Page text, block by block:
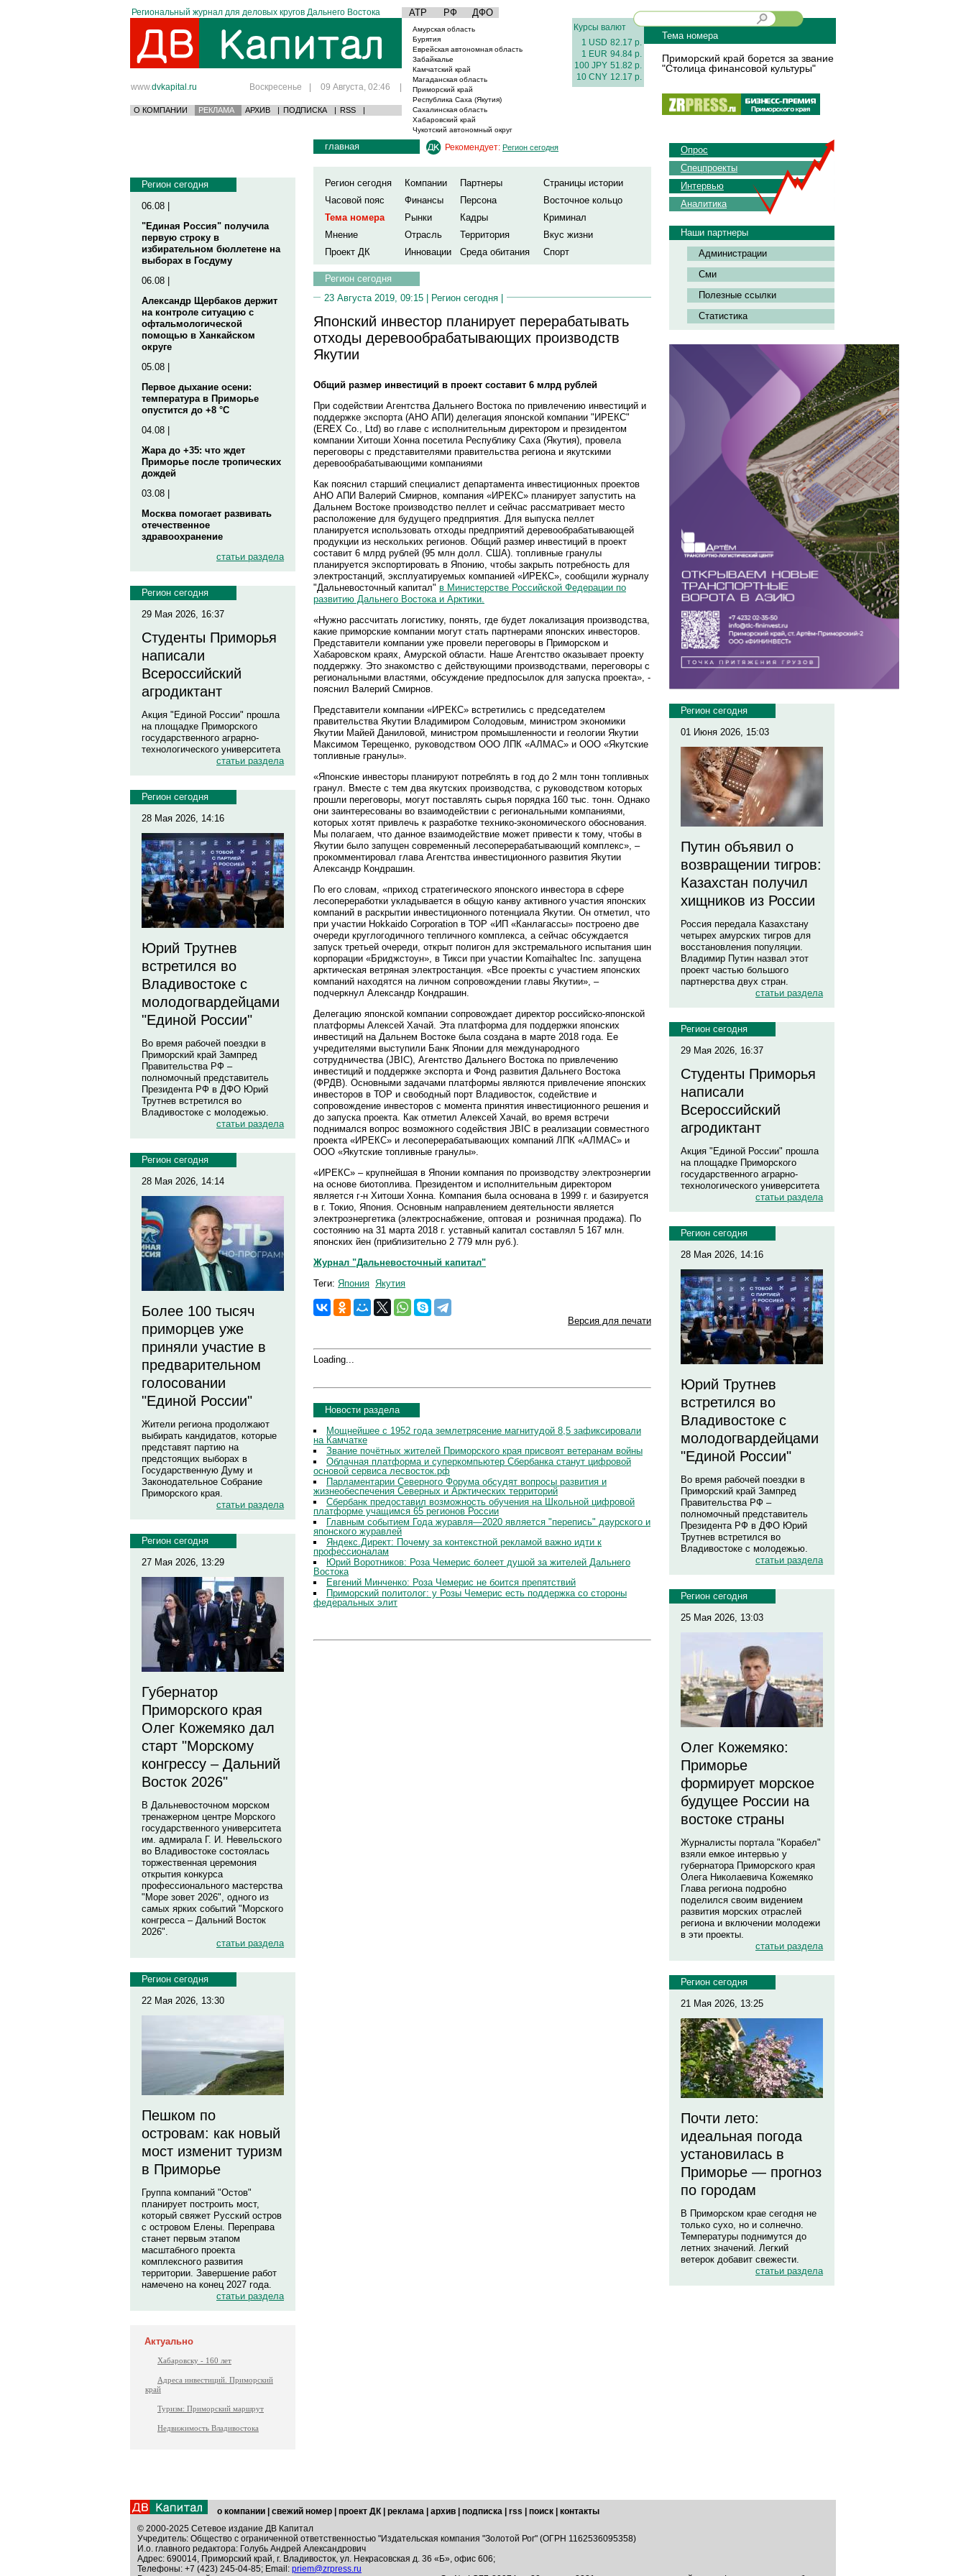
Региональный журнал для деловых кругов Дальнего Востока АТР РФ ДФО
www.dvkapital.ru Воскресенье | 09 Августа, 02:46 |
О КОМПАНИИ РЕКЛАМА АРХИВ | ПОДПИСКА | RSS |
Амурская область
Бурятия
Еврейская автономная область
Забайкалье
Камчатский край
Магаданская область
Приморский край
Республика Саха (Якутия)
Сахалинская область
Хабаровский край
Чукотский автономный округ
Курсы валют
1 USD 82.17 р.
1 EUR 94.84 р.
100 JPY 51.82 р.
10 CNY 12.17 р.
Тема номера
Приморский край борется за звание
"Столица финансовой культуры"
Регион сегодня
06.08 |
"Единая Россия" получила
первую строку в
избирательном бюллетене на
выборах в Госдуму
06.08 |
Александр Щербаков держит
на контроле ситуацию с
офтальмологической
помощью в Ханкайском
округе
05.08 |
Первое дыхание осени:
температура в Приморье
опустится до +8 °C
04.08 |
Жара до +35: что ждет
Приморье после тропических
дождей
03.08 |
Москва помогает развивать
отечественное
здравоохранение
статьи раздела
Регион сегодня
29 Мая 2026, 16:37
Студенты Приморья
написали
Всероссийский
агродиктант
Акция "Единой России" прошла
на площадке Приморского
государственного аграрно-
технологического университета
статьи раздела
Регион сегодня
28 Мая 2026, 14:16
Юрий Трутнев
встретился во
Владивостоке с
молодогвардейцами
"Единой России"
Во время рабочей поездки в
Приморский край Зампред
Правительства РФ –
полномочный представитель
Президента РФ в ДФО Юрий
Трутнев встретился во
Владивостоке с молодежью.
статьи раздела
Регион сегодня
28 Мая 2026, 14:14
Более 100 тысяч
приморцев уже
приняли участие в
предварительном
голосовании
"Единой России"
Жители региона продолжают
выбирать кандидатов, которые
представят партию на
предстоящих выборах в
Государственную Думу и
Законодательное Собрание
Приморского края.
статьи раздела
Регион сегодня
27 Мая 2026, 13:29
Губернатор
Приморского края
Олег Кожемяко дал
старт "Морскому
конгрессу – Дальний
Восток 2026"
В Дальневосточном морском
тренажерном центре Морского
государственного университета
им. адмирала Г. И. Невельского
во Владивостоке состоялась
торжественная церемония
открытия конкурса
профессионального мастерства
"Море зовет 2026", одного из
самых ярких событий "Морского
конгресса – Дальний Восток
2026".
статьи раздела
Регион сегодня
22 Мая 2026, 13:30
Пешком по
островам: как новый
мост изменит туризм
в Приморье
Группа компаний "Остов"
планирует построить мост,
который свяжет Русский остров
с островом Елены. Переправа
станет первым этапом
масштабного проекта
комплексного развития
территории. Завершение работ
намечено на конец 2027 года.
статьи раздела
Актуально
Хабаровску - 160 лет
Адреса инвестиций. Приморский
край
Туризм: Приморский маршрут
Недвижимость Владивостока
главная Рекомендует: Регион сегодня
Регион сегодня Компании Партнеры
Страницы истории
Часовой пояс
Финансы Персона
Восточное кольцо
Тема номера
Рынки Кадры
Криминал
Мнение
Отрасль Территория
Вкус жизни
Проект ДК
Инновации Среда обитания Спорт
Регион сегодня
23 Августа 2019, 09:15 | Регион сегодня |
Японский инвестор планирует перерабатывать
отходы деревообрабатывающих производств
Якутии
Общий размер инвестиций в проект составит 6 млрд рублей
При содействии Агентства Дальнего Востока по привлечению инвестиций и
поддержке экспорта (АНО АПИ) делегация японской компании "ИРЕКС"
(EREX Co., Ltd) во главе с исполнительным директором и президентом
компании Хитоши Хонна посетила Республику Саха (Якутия), провела
переговоры с представителями правительства региона и якутскими
деревообрабатывающими компаниями
Как пояснил старший специалист департамента инвестиционных проектов
АНО АПИ Валерий Смирнов, компания «ИРЕКС» планирует запустить на
Дальнем Востоке производство пеллет и сейчас рассматривает место
расположение для будущего предприятия. Для выпуска пеллет
планируется использовать отходы предприятий деревообрабатывающей
продукции из нескольких регионов. Общий размер инвестиций в проект
составит 6 млрд рублей (95 млн долл. США). топливные гранулы
планируется экспортировать в Японию, чтобы закрыть потребность для
электростанций, эксплуатируемых компанией «ИРЕКС», сообщили журналу
"Дальневосточный капитал" в Министерстве Российской Федерации по
развитию Дальнего Востока и Арктики.
«Нужно рассчитать логистику, понять, где будет локализация производства,
какие приморские компании могут стать партнерами японских инвесторов.
Представители компании уже провели переговоры в Приморском и
Хабаровском краях, Амурской области. Наше Агентство оказывает проекту
поддержку. Это знакомство с действующими производствами, переговоры с
региональными властями, обсуждение предпосылок для запуска проекта», -
пояснил Валерий Смирнов.
Представители компании «ИРЕКС» встретились с председателем
правительства Якутии Владимиром Солодовым, министром экономики
Якутии Майей Даниловой, министром промышленности и геологии Якутии
Максимом Терещенко, руководством ООО ЛПК «АЛМАС» и ООО «Якутские
топливные гранулы».
«Японские инвесторы планируют потреблять в год до 2 млн тонн топливных
гранул. Вместе с тем два якутских производства, с руководством которых
прошли переговоры, могут поставлять сырья порядка 160 тыс. тонн. Однако
они заинтересованы во взаимодействии с региональными компаниями,
которых хотят привлечь к разработке технико-экономического обоснования.
Мы полагаем, что данное взаимодействие может привести к тому, чтобы в
Якутии было запущен современный лесоперерабатывающий комплекс», –
прокомментировал глава Агентства инвестиционного развития Якутии
Александр Кондрашин.
По его словам, «приход стратегического японского инвестора в сфере
лесопереработки укладывается в общую канву активного участия японских
компаний в раскрытии инвестиционного потенциала Якутии. Он отметил, что
при участии Hokkaido Corporation в ТОР «ИП «Канлагассы» построено две
очереди круглогодичного тепличного комплекса, а сейчас обсуждается
запуск третьей очереди, открыт полигон для экстремального испытания шин
корпорации «Бриджстоун», в Тикси при участии Komaihaltec Inc. запущена
арктическая ветряная электростанция. «Все проекты с участием японских
компаний находятся на личном сопровождении главы Якутии», –
подчеркнул Александр Кондрашин.
Делегацию японской компании сопровождает директор российско-японской
платформы Алексей Хачай. Эта платформа для поддержки японских
инвестиций на Дальнем Востоке была создана в марте 2018 года. Ее
учредителями выступили Банк Японии для международного
сотрудничества (JBIC), Агентство Дальнего Востока по привлечению
инвестиций и поддержке экспорта и Фонд развития Дальнего Востока
(ФРДВ). Основными задачами платформы являются привлечение японских
инвесторов в ТОР и свободный порт Владивосток, содействие и
сопровождение инвесторов с момента принятия инвестиционного решения и
до запуска проекта. Как отметил Алексей Хачай, во время встречи
поднимался вопрос возможного содействия JBIC в реализации совместного
проекта «ИРЕКС» и лесоперерабатывающих компаний ЛПК «АЛМАС» и
ООО «Якутские топливные гранулы».
«ИРЕКС» – крупнейшая в Японии компания по производству электроэнергии
на основе биотоплива. Президентом и исполнительным директором
является г-н Хитоши Хонна. Компания была основана в 1999 г. и базируется
в г. Токио, Япония. Основным направлением деятельности является
электроэнергетика (электроснабжение, оптовая и розничная продажа). По
состоянию на 31 марта 2018 г. уставный капитал составлял 5 167 млн.
японских йен (приблизительно 2 779 млн руб.).
Журнал "Дальневосточный капитал"
Теги: Япония Якутия
Версия для печати
Loading...
Новости раздела
Мощнейшее с 1952 года землетрясение магнитудой 8,5 зафиксировали
на Камчатке
Звание почётных жителей Приморского края присвоят ветеранам войны
Облачная платформа и суперкомпьютер Сбербанка станут цифровой
основой сервиса лесвосток.рф
Парламентарии Северного Форума обсудят вопросы развития и
жизнеобеспечения Северных и Арктических территорий
Сбербанк предоставил возможность обучения на Школьной цифровой
платформе учащимся 65 регионов России
Главным событием Года журавля—2020 является "перепись" даурского и
японского журавлей
Яндекс.Директ: Почему за контекстной рекламой важно идти к
профессионалам
Юрий Воротников: Роза Чемерис болеет душой за жителей Дальнего
Востока
Евгений Минченко: Роза Чемерис не боится препятствий
Приморский политолог: у Розы Чемерис есть поддержка со стороны
федеральных элит
Опрос
Спецпроекты
Интервью
Аналитика
Наши партнеры
Администрации
Сми
Полезные ссылки
Статистика
Регион сегодня
01 Июня 2026, 15:03
Путин объявил о
возвращении тигров:
Казахстан получил
хищников из России
Россия передала Казахстану
четырех амурских тигров для
восстановления популяции.
Владимир Путин назвал этот
проект частью большого
партнерства двух стран.
статьи раздела
Регион сегодня
29 Мая 2026, 16:37
Студенты Приморья
написали
Всероссийский
агродиктант
Акция "Единой России" прошла
на площадке Приморского
государственного аграрно-
технологического университета
статьи раздела
Регион сегодня
28 Мая 2026, 14:16
Юрий Трутнев
встретился во
Владивостоке с
молодогвардейцами
"Единой России"
Во время рабочей поездки в
Приморский край Зампред
Правительства РФ –
полномочный представитель
Президента РФ в ДФО Юрий
Трутнев встретился во
Владивостоке с молодежью.
статьи раздела
Регион сегодня
25 Мая 2026, 13:03
Олег Кожемяко:
Приморье
формирует морское
будущее России на
востоке страны
Журналисты портала "Корабел"
взяли емкое интервью у
губернатора Приморского края
Олега Николаевича Кожемяко
Глава региона подробно
поделился своим видением
развития морских отраслей
региона и включении молодежи
в эти проекты.
статьи раздела
Регион сегодня
21 Мая 2026, 13:25
Почти лето:
идеальная погода
установилась в
Приморье — прогноз
по городам
В Приморском крае сегодня не
только сухо, но и солнечно.
Температуры поднимутся до
летних значений. Легкий
ветерок добавит свежести.
статьи раздела
о компании свежий номер проект ДК реклама архив подписка rss поиск
контакты
© 2000-2025 Сетевое издание ДВ Капитал
Учредитель: Общество с ограниченной ответственностью "Издательская компания "Золотой Рог" (ОГРН 1162536095358)
И.о. главного редактора: Голубь Андрей Александрович
Адрес: 690014, Приморский край, г. Владивосток, ул. Некрасовская д. 36 «Б», офис 606;
Телефоны: +7 (423) 245-04-85; Email: priem@zrpress.ru